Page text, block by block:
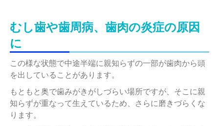
むし歯や歯周病、歯肉の炎症の原因
に
この様な状態で中途半端に親知らずの一部が歯肉から頭
を出していることがあります。
もともと奥で歯みがきがしづらい場所ですが、そこに親
知らずが重なって生えているため、さらに磨きづらくな
ります。